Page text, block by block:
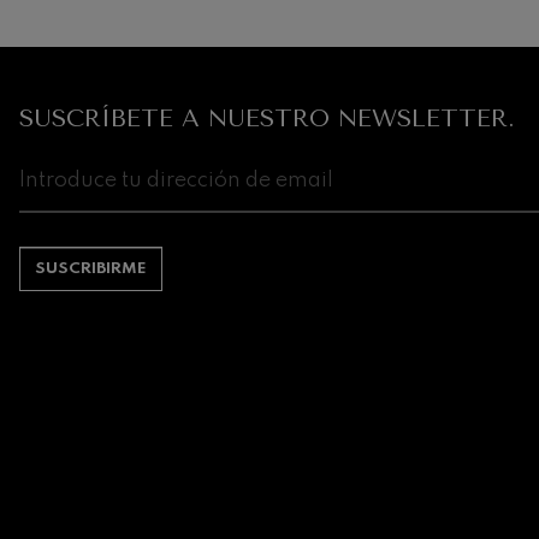
SUSCRÍBETE A NUESTRO NEWSLETTER.
SUSCRIBIRME
Wolfgang